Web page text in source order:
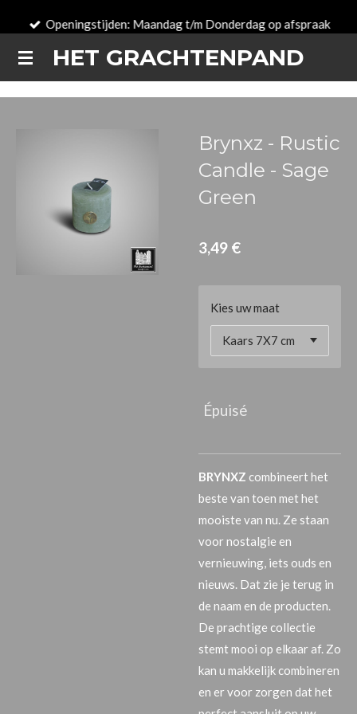
Passer
contenu
principal
HET GRACHTENPAND
Openingstijden: Maandag t/m Donderdag op afspraak
Brynxz - Rustic
Candle - Sage
Green
3,49 €
Kies uw maat
Épuisé
BRYNXZ combineert het
beste van toen met het
mooiste van nu. Ze staan
voor nostalgie en
vernieuwing, iets ouds en
nieuws. Dat zie je terug in
de naam en de producten.
De prachtige collectie
stemt mooi op elkaar af. Zo
kan u makkelijk combineren
en er voor zorgen dat het